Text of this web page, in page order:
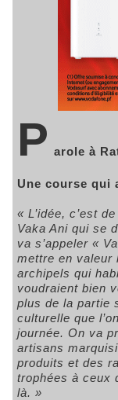
P arole à
Une course qui
« L’idée, c’est
Vaka Ani qui se
va s’appeler «
mettre en valeur
archipels qui
voudraient bien
plus de la partie
culturelle que
journée. On va
artisans
produits et des
trophées à ceux
là. »